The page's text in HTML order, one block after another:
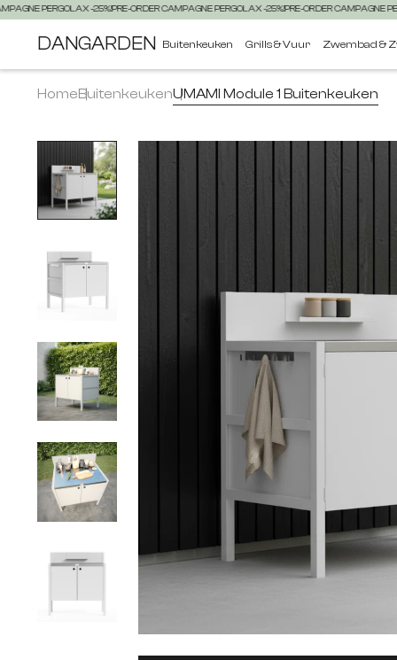
CAMPAGNE PERGOLAX -25%!PRE-ORDER CAMPAGNE PERGOLAX -25%!PRE-ORDER
DANGARDEN Buitenkeuken Grills & Vuur Zwembad &
HomeBuitenkeukenUMAMI Module 1 Buitenkeuken